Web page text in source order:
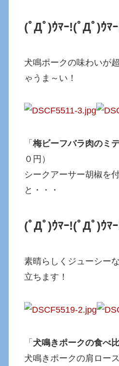
(ﾟДﾟ)ｳﾏｰ!(ﾟДﾟ)ｳﾏ
犬鳴ポークの味わいが
ゃうま～い！
「梅ビーフバラ肉のミ
０円）
シークアーサー胡椒を
と・・・
(ﾟДﾟ)ｳﾏｰ!(ﾟДﾟ)ｳﾏ
素晴らしくジューシー
立ちます！
「 犬鳴きポークの食べ
犬鳴きポークの肩ロー